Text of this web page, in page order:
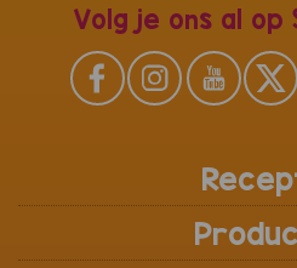
Volg je ons al op